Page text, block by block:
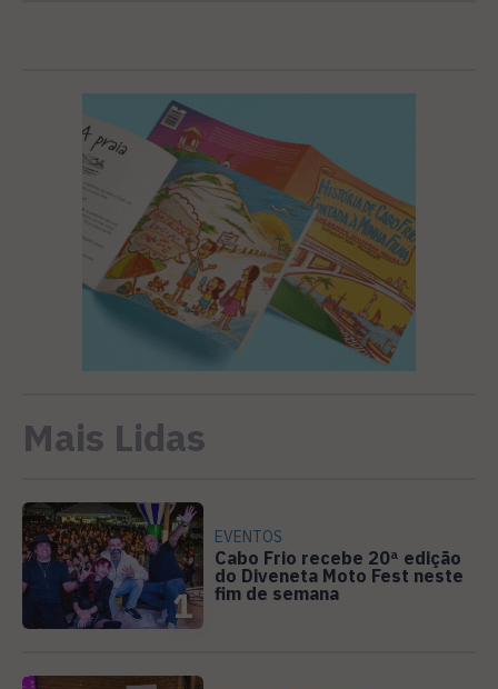
Mais Lidas
1
EVENTOS
Cabo Frio recebe 20ª edição
do Diveneta Moto Fest neste
fim de semana